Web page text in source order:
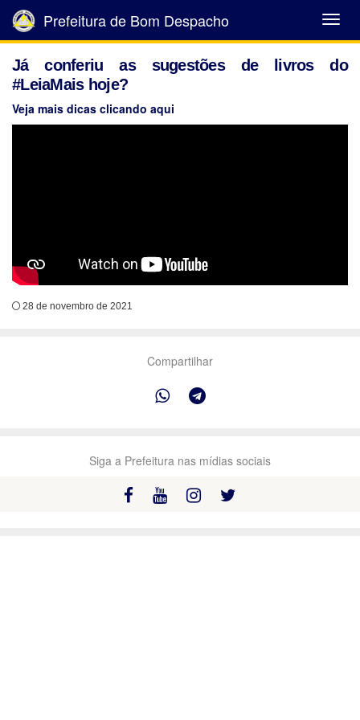
Abrir
Menu
Prefeitura de Bom Despacho
Já conferiu as sugestões de livros do
#LeiaMais hoje?
Veja mais dicas clicando aqui
28 de novembro de 2021
Compartilhar
Siga a Prefeitura nas mídias sociais